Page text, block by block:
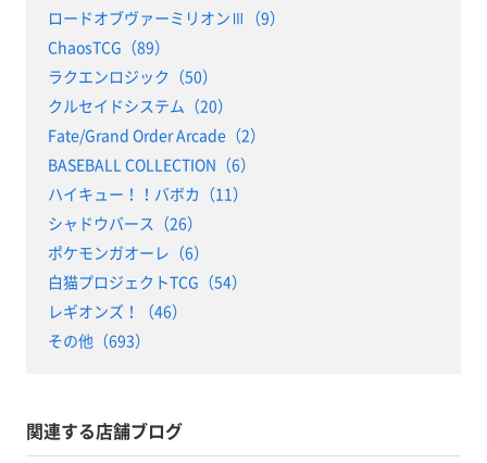
ロードオブヴァーミリオンⅢ（9）
ChaosTCG（89）
ラクエンロジック（50）
クルセイドシステム（20）
Fate/Grand Order Arcade（2）
BASEBALL COLLECTION（6）
ハイキュー！！バボカ（11）
シャドウバース（26）
ポケモンガオーレ（6）
白猫プロジェクトTCG（54）
レギオンズ！（46）
その他（693）
関連する店舗ブログ